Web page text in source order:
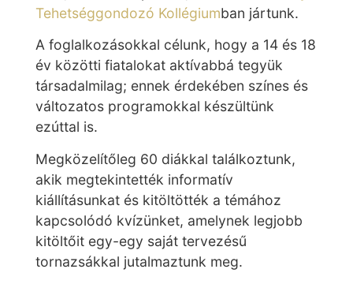
Tehetséggondozó Kollégiumban jártunk.
A foglalkozásokkal célunk, hogy a 14 és 18
év közötti fiatalokat aktívabbá tegyük
társadalmilag; ennek érdekében színes és
változatos programokkal készültünk
ezúttal is.
Megközelítőleg 60 diákkal találkoztunk,
akik megtekintették informatív
kiállításunkat és kitöltötték a témához
kapcsolódó kvízünket, amelynek legjobb
kitöltőit egy-egy saját tervezésű
tornazsákkal jutalmaztunk meg.